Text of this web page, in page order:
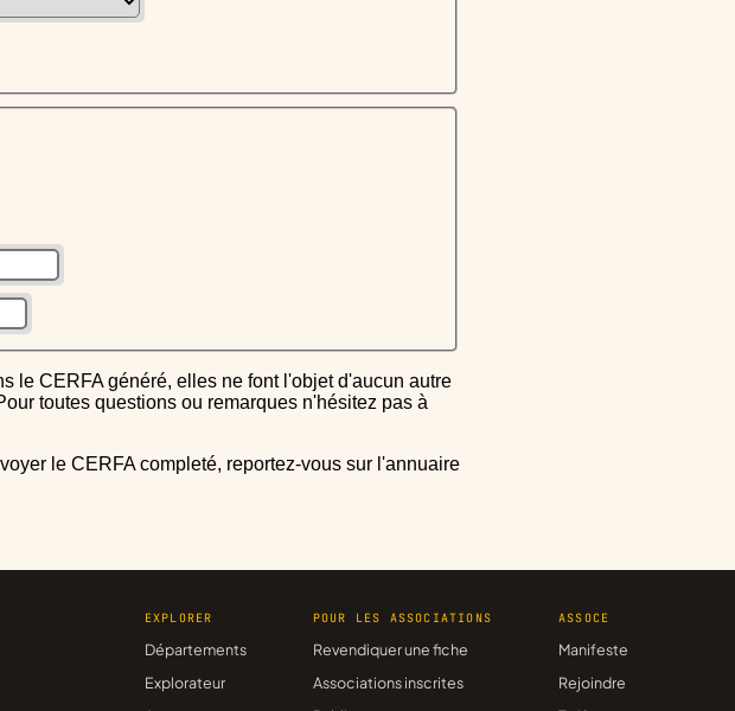
toutes questions ou remarques n'hésitez pas à
EXPLORER
Départements
Explorateur
POUR LES ASSOCIATIONS
Revendiquer une fiche
Associations inscrites
ASSOCE
Manifeste
Rejoindre